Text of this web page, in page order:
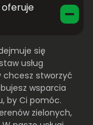
oferuje
się
usług
chcesz stworzyć
wsparcia
by Ci pomóc.
zielonych,